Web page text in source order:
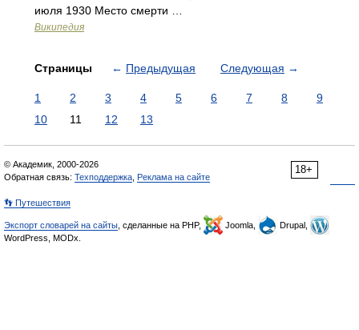
июля 1930 Место смерти …
Википедия
Страницы ← Предыдущая Следующая →
1 2 3 4 5 6 7 8
9
10
11 12 13
18+
© Академик, 2000-2026
Обратная связь: Техподдержка Реклама на сайте
👣 Путешествия
Экспорт словарей на сайты , сделанные на PHP, Joomla,
Drupal,
WordPress, MODx.